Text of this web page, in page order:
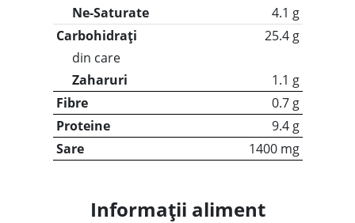
Ne-Saturate
4.1 g
Carbohidrați
25.4 g
din care
Zaharuri
1.1 g
Fibre
0.7 g
Proteine
9.4 g
Sare
1400 mg
Informații aliment